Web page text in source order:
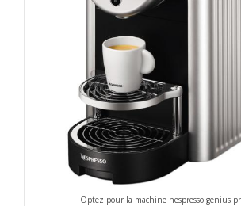
Optez pour la machine nespresso genius